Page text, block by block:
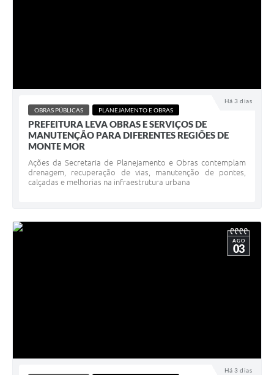
Há 3 dias
OBRAS PÚBLICAS PLANEJAMENTO E OBRAS
PREFEITURA LEVA OBRAS E SERVIÇOS DE
MANUTENÇÃO PARA DIFERENTES REGIÕES DE
MONTE MOR
Ações da Secretaria de Planejamento e Obras contemplam
drenagem, recuperação de vias, manutenção de pontes,
calçadas e melhorias na infraestrutura urbana
Há 3 dias
AGO
03